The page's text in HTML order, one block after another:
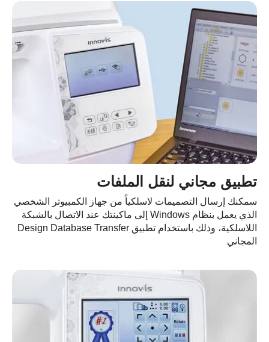
تطبيق مجاني لنقل الملفات
سمكنك إرسال التصميمات لاسلكياً من جهاز الكمبيوتر الشخصي
الذي يعمل بنظام Windows إلى ماكينتك عند الاتصال بالشبكة
اللاسلكية، وذلك باستخدام تطبيق Design Database Transfer
المجاني